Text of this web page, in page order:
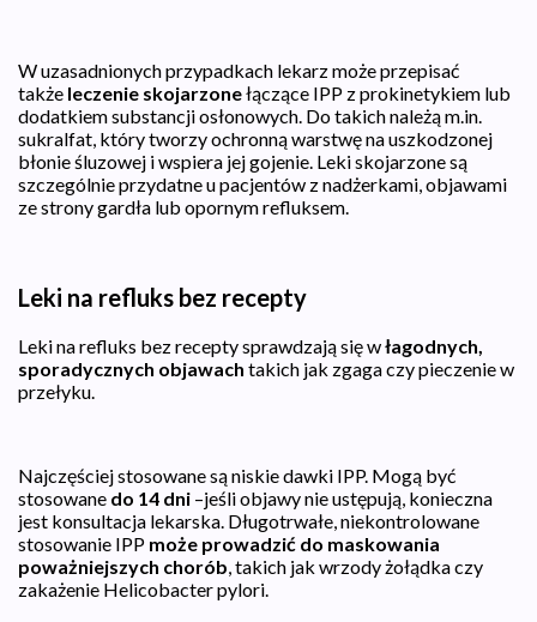
W uzasadnionych przypadkach lekarz może przepisać
także leczenie skojarzonełączące IPP z prokinetykiem lub
dodatkiem substancji osłonowych. Do takich należą m.in.
sukralfat, który tworzy ochronną warstwę na uszkodzonej
błonie śluzowej i wspiera jej gojenie. Leki skojarzone są
szczególnie przydatne u pacjentów z nadżerkami, objawami
ze strony gardła lub opornym refluksem.
Leki na refluks bez recepty
Leki na refluks bez recepty sprawdzają się włagodnych,
sporadycznych objawach takich jak zgaga czy pieczenie w
przełyku.
Najczęściej stosowane są niskie dawki IPP. Mogą być
stosowane do 14 dni –jeśli objawy nie ustępują, konieczna
jest konsultacja lekarska. Długotrwałe, niekontrolowane
stosowanie IPP może prowadzić do maskowania
poważniejszych chorób , takich jak wrzody żołądka czy
zakażenie Helicobacter pylori.